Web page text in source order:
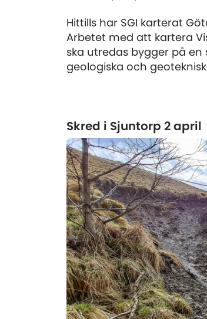
Hittills har SGI karterat
Arbetet med att kartera
ska utredas bygger på
geologiska och
Skred i Sjuntorp 2 april